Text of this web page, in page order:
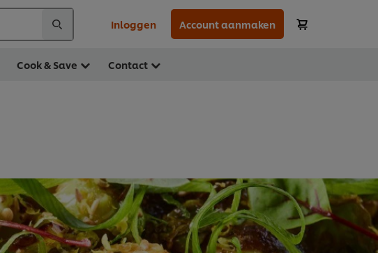
Inloggen Account aanmaken
Cook & Save Contact